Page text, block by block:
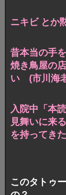
ニキビ とか
昔本当の手
焼き鳥屋の
い (市川海
入院中「本
見舞いに来
を持ってき
このタトゥ